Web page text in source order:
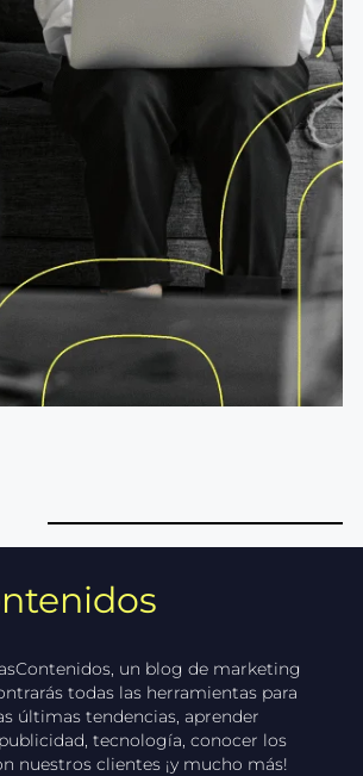
ntenidos
un blog de marketing
todas las herramientas para
últimas tendencias, aprender
tecnología, conocer los
nuestros clientes ¡y mucho más!